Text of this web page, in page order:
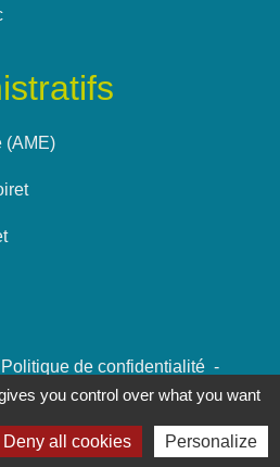
(AME)
Politique de confidentialité -
du site - Gestion des cookies
avec Réseau des Communes
you control over what you want
Deny all cookies Personalize